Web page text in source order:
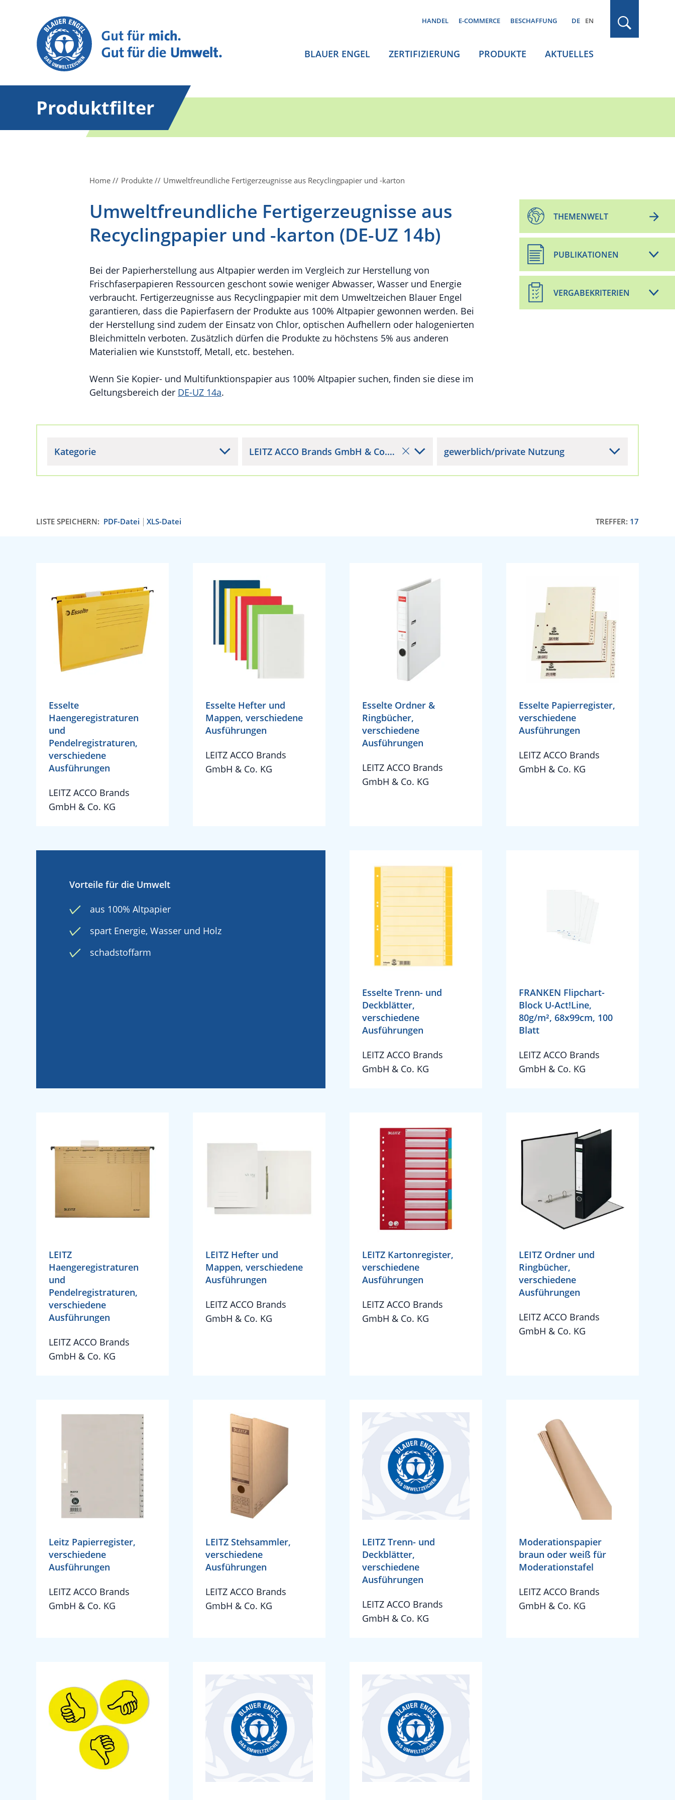
HANDEL E-COMMERCE BESCHAFFUNG DE EN
BLAUER ENGEL ZERTIFIZIERUNG PRODUKTE AKTUELLES
Produktfilter
Home Produkte Umweltfreundliche Fertigerzeugnisse aus Recyclingpapier und -karton
Umweltfreundliche Fertigerzeugnisse aus
Recyclingpapier und -karton (DE-UZ 14b)
THEMENWELT
PUBLIKATIONEN
VERGABEKRITERIEN
Bei der Papierherstellung aus Altpapier werden im Vergleich zur Herstellung von
Frischfaserpapieren Ressourcen geschont sowie weniger Abwasser, Wasser und Energie
verbraucht. Fertigerzeugnisse aus Recyclingpapier mit dem Umweltzeichen Blauer Engel
garantieren, dass die Papierfasern der Produkte aus 100% Altpapier gewonnen werden. Bei
der Herstellung sind zudem der Einsatz von Chlor, optischen Aufhellern oder halogenierten
Bleichmitteln verboten. Zusätzlich dürfen die Produkte zu höchstens 5% aus anderen
Materialien wie Kunststoff, Metall, etc. bestehen.
Wenn Sie Kopier- und Multifunktionspapier aus 100% Altpapier suchen, finden sie diese im
Geltungsbereich der DE-UZ 14a.
Kategorie LEITZ ACCO Brands GmbH & Co. KG gewerblich/private Nutzung
LISTE SPEICHERN: PDF-Datei XLS-Datei TREFFER: 17
Esselte
Haengeregistraturen
und
Pendelregistraturen,
verschiedene
Ausführungen
LEITZ ACCO Brands
GmbH & Co. KG
Esselte Hefter und
Mappen, verschiedene
Ausführungen
LEITZ ACCO Brands
GmbH & Co. KG
Esselte Ordner &
Ringbücher,
verschiedene
Ausführungen
LEITZ ACCO Brands
GmbH & Co. KG
Esselte Papierregister,
verschiedene
Ausführungen
LEITZ ACCO Brands
GmbH & Co. KG
Vorteile für die Umwelt
aus 100% Altpapier
spart Energie, Wasser und Holz
schadstoffarm
Esselte Trenn- und
Deckblätter,
verschiedene
Ausführungen
LEITZ ACCO Brands
GmbH & Co. KG
FRANKEN Flipchart-
Block U-Act!Line,
80g/m², 68x99cm, 100
Blatt
LEITZ ACCO Brands
GmbH & Co. KG
LEITZ
Haengeregistraturen
und
Pendelregistraturen,
verschiedene
Ausführungen
LEITZ ACCO Brands
GmbH & Co. KG
LEITZ Hefter und
Mappen, verschiedene
Ausführungen
LEITZ ACCO Brands
GmbH & Co. KG
LEITZ Kartonregister,
verschiedene
Ausführungen
LEITZ ACCO Brands
GmbH & Co. KG
LEITZ Ordner und
Ringbücher,
verschiedene
Ausführungen
LEITZ ACCO Brands
GmbH & Co. KG
Leitz Papierregister,
verschiedene
Ausführungen
LEITZ ACCO Brands
GmbH & Co. KG
LEITZ Stehsammler,
verschiedene
Ausführungen
LEITZ ACCO Brands
GmbH & Co. KG
LEITZ Trenn- und
Deckblätter,
verschiedene
Ausführungen
LEITZ ACCO Brands
GmbH & Co. KG
Moderationspapier
braun oder weiß für
Moderationstafel
LEITZ ACCO Brands
GmbH & Co. KG